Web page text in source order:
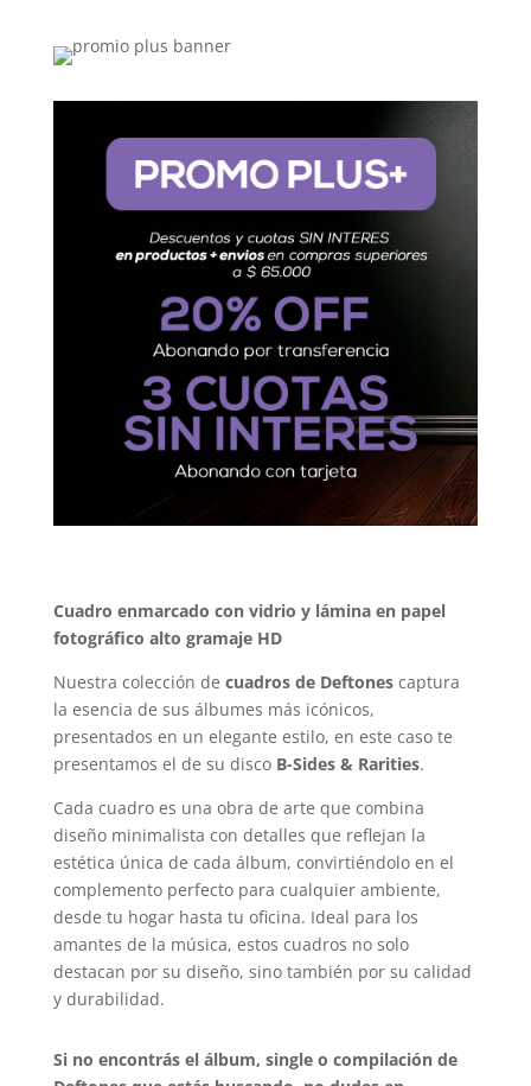
Cuadro enmarcado con vidrio y lámina en papel
fotográfico alto gramaje HD
Nuestra colección de cuadros de Deftonescaptura
la esencia de sus álbumes más icónicos,
presentados en un elegante estilo, en este caso te
presentamos el de su disco B-Sides & Rarities.
Cada cuadro es una obra de arte que combina
diseño minimalista con detalles que reflejan la
estética única de cada álbum, convirtiéndolo en el
complemento perfecto para cualquier ambiente,
desde tu hogar hasta tu oficina. Ideal para los
amantes de la música, estos cuadros no solo
destacan por su diseño, sino también por su calidad
y durabilidad.
Si no encontrás el álbum, single o compilación de